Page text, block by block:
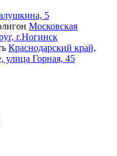
5
Московская
г.Ногинск
Краснодарский край,
улица Горная, 45